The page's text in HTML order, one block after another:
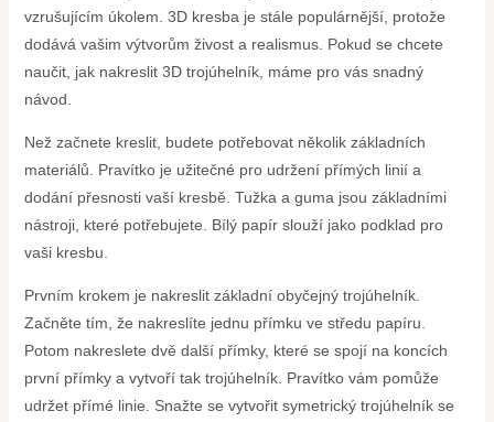
vzrušujícím úkolem. 3D kresba je stále populárnější, protože
dodává vašim výtvorům živost a realismus. Pokud se chcete
naučit, jak nakreslit 3D trojúhelník, máme pro vás snadný
návod.
Než začnete kreslit, budete potřebovat několik základních
materiálů. Pravítko je užitečné pro udržení přímých linií a
dodání přesnosti vaší kresbě. Tužka a guma jsou základními
nástroji, které potřebujete. Bílý papír slouží jako podklad pro
vaši kresbu.
Prvním krokem je nakreslit základní obyčejný trojúhelník.
Začněte tím, že nakreslíte jednu přímku ve středu papíru.
Potom nakreslete dvě další přímky, které se spojí na koncích
první přímky a vytvoří tak trojúhelník. Pravítko vám pomůže
udržet přímé linie. Snažte se vytvořit symetrický trojúhelník se